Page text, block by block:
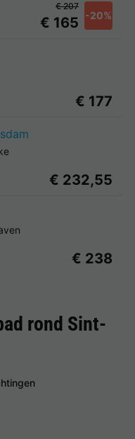
€ 165 -20%
€ 207
€ 177
€ 232,55
€ 238
rond Sint-